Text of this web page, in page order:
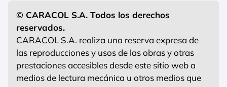
© CARACOL S.A. Todos los derechos
reservados.
CARACOL S.A. realiza una reserva expresa de
las reproducciones y usos de las obras y otras
prestaciones accesibles desde este sitio web a
medios de lectura mecánica u otros medios que